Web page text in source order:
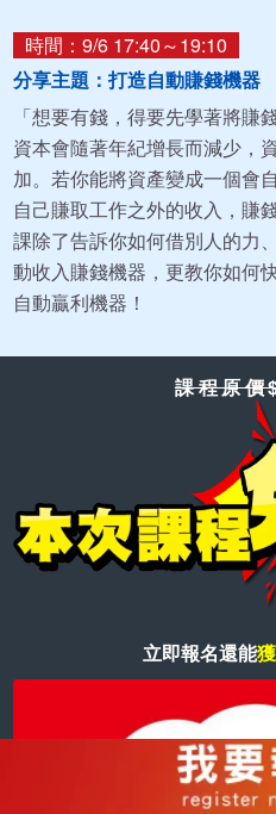
時間：9/6 17:40～19:10
分享主題：打造自動賺錢機器
「想要有錢，得要先學著將賺
資本會隨著年紀增長而減少，
加。若你能將資產變成一個會
自己賺取工作之外的收入，賺
課除了告訴你如何借別人的力
動收入賺錢機器，更教你如何
自動贏利機器！
課程原
立即報名還能